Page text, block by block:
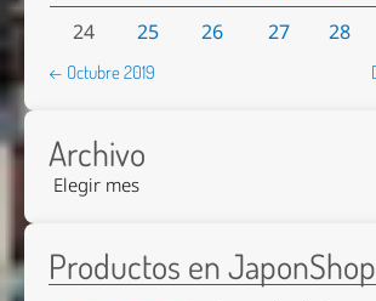
24
25 26 27 28
← Octubre 2019
Archivo
Productos en JaponShop